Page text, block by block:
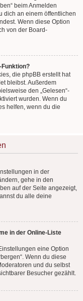
beim Anmelden
dich an einem öffentlichen
Wenn diese Option
von der Board-
Funktion?
die phpBB erstellt hat
bleibst. Außerdem
den „Gelesen“-
wurden. Wenn du
helfen, wenn du die
in der
gehe in den
auf der Seite angezeigt,
du alle deine
in der Online-Liste
eine Option
Wenn du diese
und du selbst
Besucher gezählt.